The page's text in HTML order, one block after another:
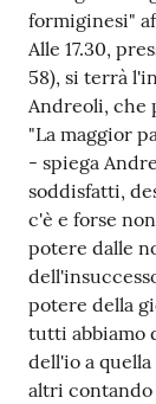
Tutti
gli
argomenti...
Seguici
su
formiginesi"
Alle 17.30,
58), si terrà
Andreoli, che
"La maggior
- spiega
soddisfatti,
c'è e forse
potere dalle
potere della
tutti abbiamo
dell'io a
altri